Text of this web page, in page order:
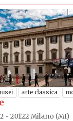
arte classica
- 20122 Milano (MI)